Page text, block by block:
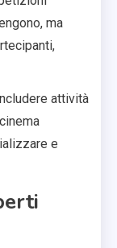
ma
attività
e